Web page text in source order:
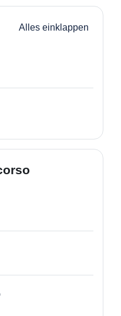
Alles einklappen
URL
Verzeichnis